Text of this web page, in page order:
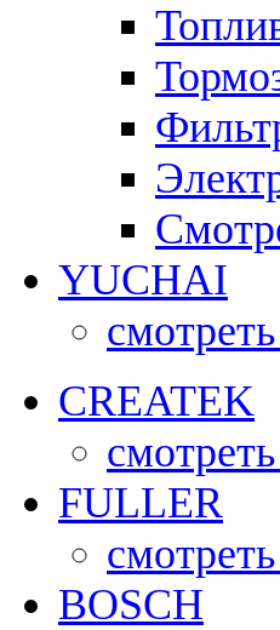
YUCHAI
CREATEK
FULLER
BOSCH